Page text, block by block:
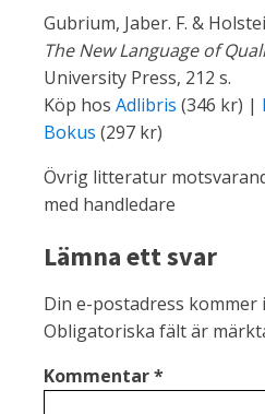
Gubrium, Jaber. F. &
The New Language of
University Press, 212 s.
Köp hos Adlibris (346 kr) |
Bokus (297 kr)
Övrig litteratur
med handledare
Lämna ett svar
Din e-postadress kommer
Obligatoriska fält är
Kommentar*